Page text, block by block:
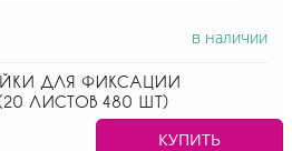
в наличии
ДЛЯ ФИКСАЦИИ
ЛИСТОВ 480 ШТ)
КУПИТЬ